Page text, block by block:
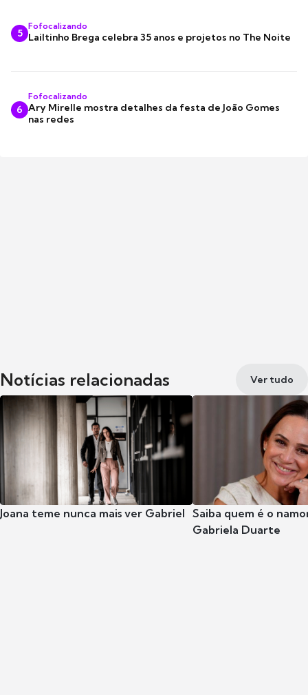
5
Fofocalizando
Lailtinho Brega celebra 35 anos e projetos no The Noite
6
Fofocalizando
Ary Mirelle mostra detalhes da festa de João Gomes
nas redes
Notícias relacionadas Ver tudo
Joana teme nunca mais ver Gabriel Saiba quem é o
Gabriela Duarte